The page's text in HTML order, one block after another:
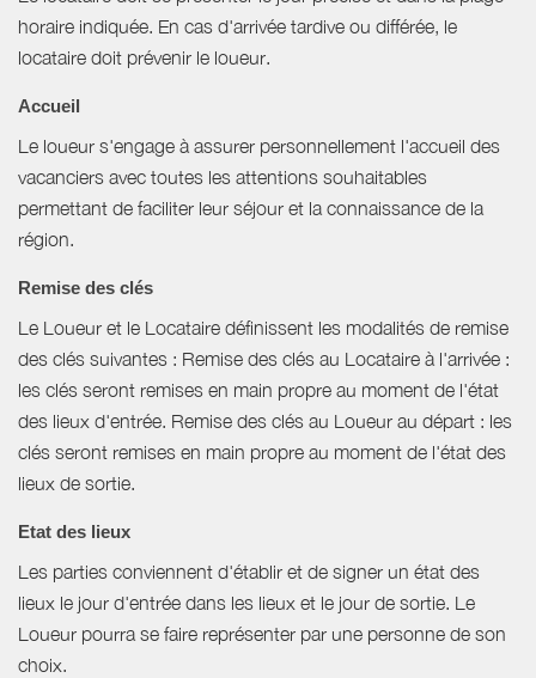
horaire indiquée. En cas d'arrivée tardive ou différée, le
locataire doit prévenir le loueur.
Accueil
Le loueur s'engage à assurer personnellement l'accueil des
vacanciers avec toutes les attentions souhaitables
permettant de faciliter leur séjour et la connaissance de la
région.
Remise des clés
Le Loueur et le Locataire définissent les modalités de remise
des clés suivantes : Remise des clés au Locataire à l'arrivée :
les clés seront remises en main propre au moment de l'état
des lieux d'entrée. Remise des clés au Loueur au départ : les
clés seront remises en main propre au moment de l'état des
lieux de sortie.
Etat des lieux
Les parties conviennent d'établir et de signer un état des
lieux le jour d'entrée dans les lieux et le jour de sortie. Le
Loueur pourra se faire représenter par une personne de son
choix.